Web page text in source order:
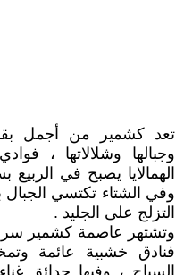
تعد كشمير من أجمل
وجبالها وشلالاتها ،
الهمالايا يصبح في
وفي الشتاء تكتسي الجبال
التزلج على الجليد .
وتشتهر عاصمة كشمير سري
فنادق خشبية عائمة